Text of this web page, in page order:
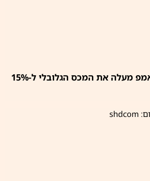
מעלה את המכס הגלובלי ל-15%